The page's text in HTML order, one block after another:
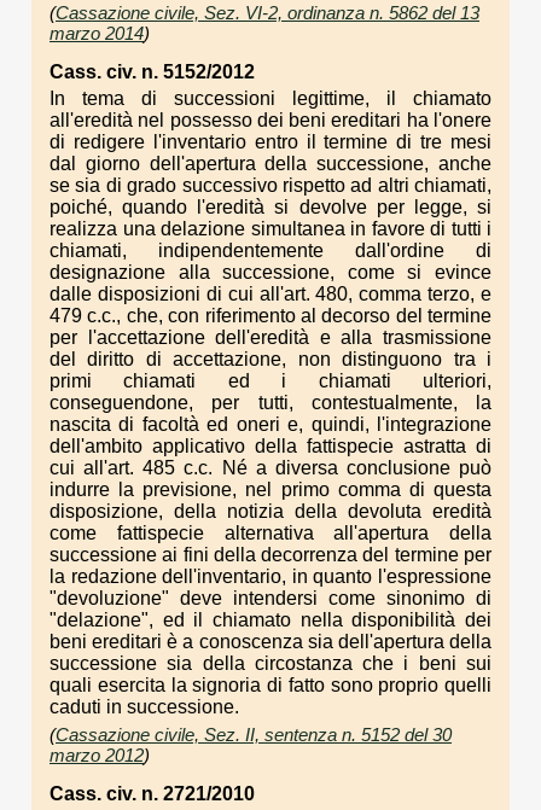
(Cassazione civile, Sez. VI-2, ordinanza n. 5862 del 13
marzo 2014)
Cass. civ. n. 5152/2012
In tema di successioni legittime, il chiamato
all'eredità nel possesso dei beni ereditari ha l'onere
di redigere l'inventario entro il termine di tre mesi
dal giorno dell'apertura della successione, anche
se sia di grado successivo rispetto ad altri chiamati,
poiché, quando l'eredità si devolve per legge, si
realizza una delazione simultanea in favore di tutti i
chiamati, indipendentemente dall'ordine di
designazione alla successione, come si evince
dalle disposizioni di cui all'art. 480, comma terzo, e
479 c.c., che, con riferimento al decorso del termine
per l'accettazione dell'eredità e alla trasmissione
del diritto di accettazione, non distinguono tra i
primi chiamati ed i chiamati ulteriori,
conseguendone, per tutti, contestualmente, la
nascita di facoltà ed oneri e, quindi, l'integrazione
dell'ambito applicativo della fattispecie astratta di
cui all'art. 485 c.c. Né a diversa conclusione può
indurre la previsione, nel primo comma di questa
disposizione, della notizia della devoluta eredità
come fattispecie alternativa all'apertura della
successione ai fini della decorrenza del termine per
la redazione dell'inventario, in quanto l'espressione
"devoluzione" deve intendersi come sinonimo di
"delazione", ed il chiamato nella disponibilità dei
beni ereditari è a conoscenza sia dell'apertura della
successione sia della circostanza che i beni sui
quali esercita la signoria di fatto sono proprio quelli
caduti in successione.
(Cassazione civile, Sez. II, sentenza n. 5152 del 30
marzo 2012)
Cass. civ. n. 2721/2010